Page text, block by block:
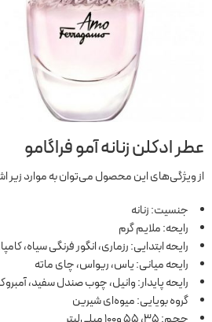
عطر ادکلن زنانه آمو فراگامو
از ویژگی‌های این محصول می‌توان به موارد زیر
جنسیت: زنانه
رایحه: ملایم گرم
رایحه ابتدایی: رزماری، انگور فرنگی سیاه،
رایحه میانی: یاس، ریواس، چای ماته
رایحه پایدار: وانیل، چوب صندل سفید،
گروه بویایی: میوه‌ای شیرین